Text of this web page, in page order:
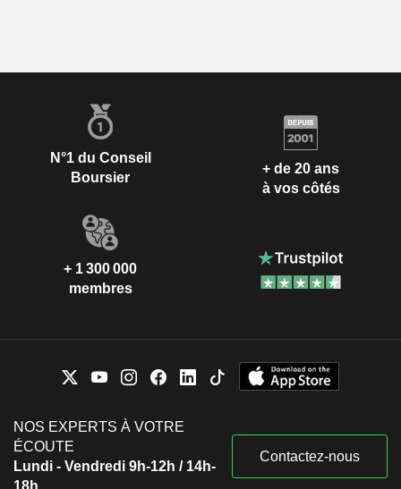
N°1 du Conseil
Boursier
+ de 20 ans
à vos côtés
+ 1 300 000
membres
NOS EXPERTS À VOTRE
ÉCOUTE
Lundi - Vendredi 9h-12h / 14h-
18h
Contactez-nous